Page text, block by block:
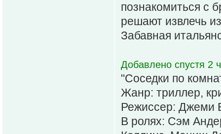
познакомиться с
решают извлечь
Забавная
Добавлено спустя 2
"Соседки по
Жанр: триллер,
Режиссер: Джеми
В ролях: Сэм